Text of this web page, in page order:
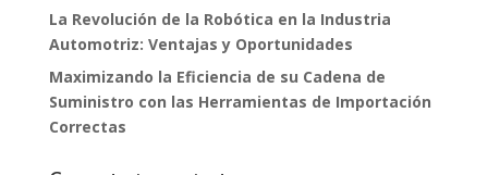
La Revolución de la Robótica en la Industria
Automotriz: Ventajas y Oportunidades
Maximizando la Eficiencia de su Cadena de
Suministro con las Herramientas de Importación
Correctas